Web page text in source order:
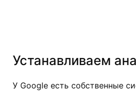
Устанавливаем
У Google есть собственные